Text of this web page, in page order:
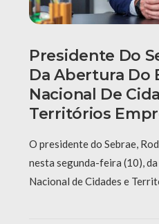
Presidente Do
Da Abertura Do
Nacional De
Territórios
O presidente do Sebrae,
nesta segunda-feira (10),
Nacional de Cidades e